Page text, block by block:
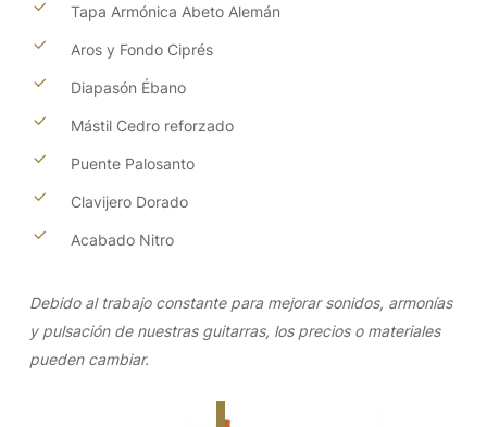
Tapa Armónica Abeto Alemán
Aros y Fondo Ciprés
Diapasón Ébano
Mástil Cedro reforzado
Puente Palosanto
Clavijero Dorado
Acabado Nitro
Debido al trabajo constante para mejorar sonidos, armonías
y pulsación de nuestras guitarras, los precios o materiales
pueden cambiar.